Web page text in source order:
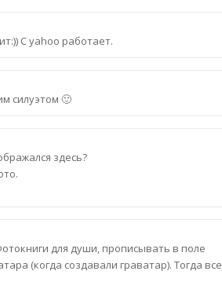
С yahoo работает.
силуэтом 🙂
здесь?
для души, прописывать в поле
(когда создавали граватар). Тогда все